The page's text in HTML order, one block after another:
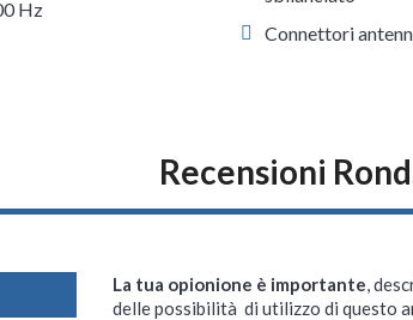
Hz
Connettori
Recensioni
La tua opionione è importante,
delle possibilità di utilizzo di questo